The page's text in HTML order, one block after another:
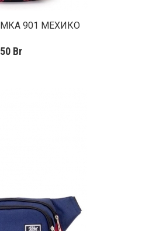
901 МЕХИКО
50 Br